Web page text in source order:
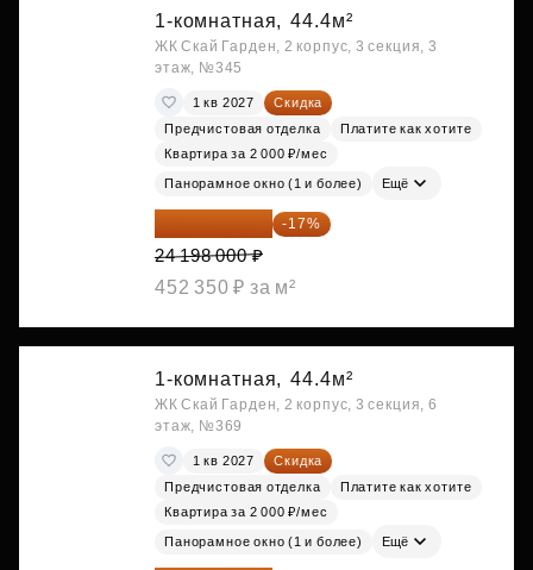
1-комнатная, 44.4м²
ЖК Скай Гарден, 2 корпус, 3 секция, 3
этаж, №345
1 кв 2027
Скидка
Предчистовая отделка
Платите как хотите
Квартира за 2 000 ₽/мес
Панорамное окно (1 и более) Ещё
20 084 340 ₽ -17%
24 198 000 ₽
452 350 ₽ за м²
1-комнатная, 44.4м²
ЖК Скай Гарден, 2 корпус, 3 секция, 6
этаж, №369
1 кв 2027
Скидка
Предчистовая отделка
Платите как хотите
Квартира за 2 000 ₽/мес
Панорамное окно (1 и более) Ещё